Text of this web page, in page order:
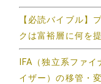
【必読バイブル】
クは富裕層に何を
IFA（独立系ファ
イザー）の移管・